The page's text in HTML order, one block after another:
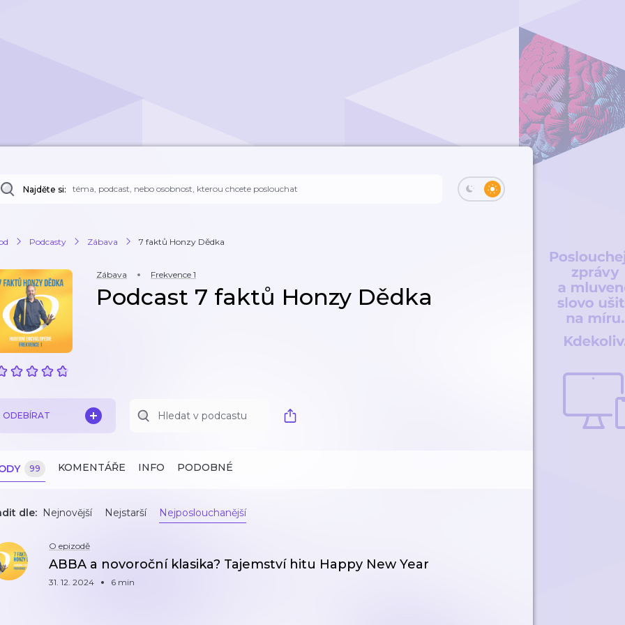
Najděte si:
Podcasty Zábava 7 faktů Honzy Dědka
Zábava Frekvence 1
Podcast 7 faktů Honzy Dědka
ODEBÍRAT
99 KOMENTÁŘE INFO PODOBNÉ
dle: Nejnovější Nejstarší Nejposlouchanější
O epizodě
ABBA a novoroční klasika? Tajemství hitu Happy New Year
31. 12. 2024 6 min